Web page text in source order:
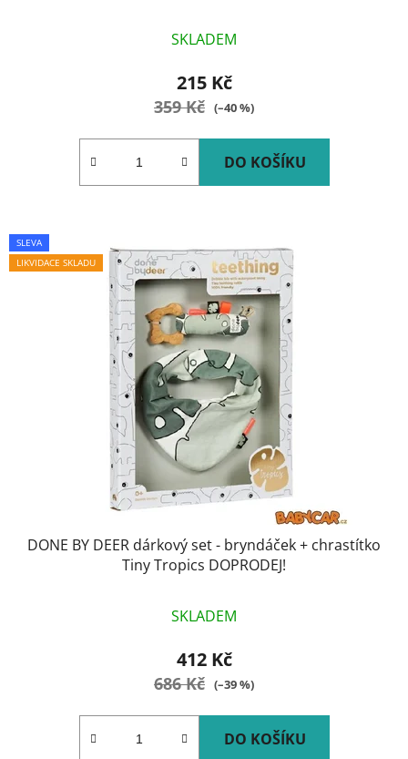
SKLADEM
215 Kč
359 Kč (–40 %)
DO KOŠÍKU
SLEVA
LIKVIDACE SKLADU
DONE BY DEER dárkový set - bryndáček + chrastítko
Tiny Tropics DOPRODEJ!
SKLADEM
412 Kč
686 Kč (–39 %)
DO KOŠÍKU